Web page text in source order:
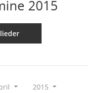
2015
2015